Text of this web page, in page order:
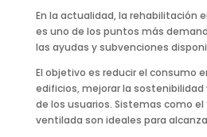
En la actualidad, la rehabilitación
es uno de los puntos más
las ayudas y subvenciones
El objetivo es reducir el consumo
edificios, mejorar la
de los usuarios. Sistemas como el
ventilada son ideales para